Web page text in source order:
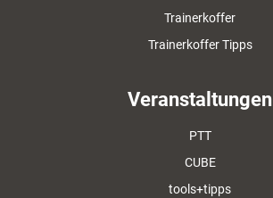
Trainerkoffer
Trainerkoffer Tipps
Veranstaltungen
PTT
CUBE
tools+tipps